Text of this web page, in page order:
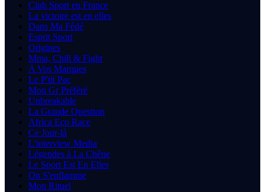
Club Sport en France
La victoire est en elles
Dans Ma Fédé
Esprit Sport
Origines
Mma, Chill & Fight
A Vos Marques
Le P'tit Pac
Mon Gr Préféré
Unbreakable
La Grande Question
Africa Eco Race
Ce Jour-là
L'interview Media
Légendes à La Chêne
Le Sport Est En Elles
On S'enflamme
Mon Rituel